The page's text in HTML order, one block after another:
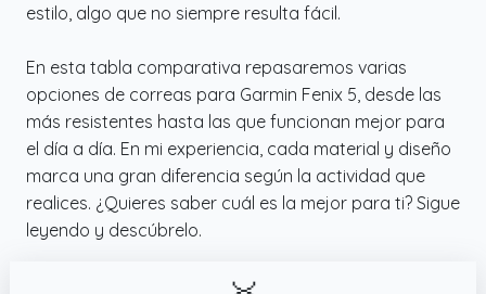
estilo, algo que no siempre resulta fácil.
En esta tabla comparativa repasaremos varias
opciones de correas para Garmin Fenix 5, desde las
más resistentes hasta las que funcionan mejor para
el día a día. En mi experiencia, cada material y diseño
marca una gran diferencia según la actividad que
realices. ¿Quieres saber cuál es la mejor para ti? Sigue
leyendo y descúbrelo.